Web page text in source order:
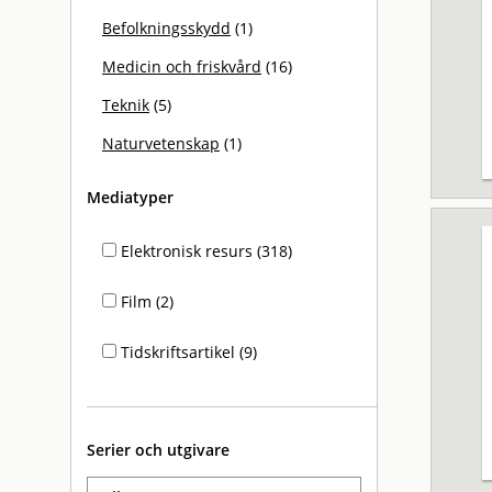
Befolkningsskydd (1)
Medicin och friskvård (16)
Teknik (5)
Naturvetenskap (1)
Mediatyper
Elektronisk resurs (318)
Film (2)
Tidskriftsartikel (9)
Serier och utgivare